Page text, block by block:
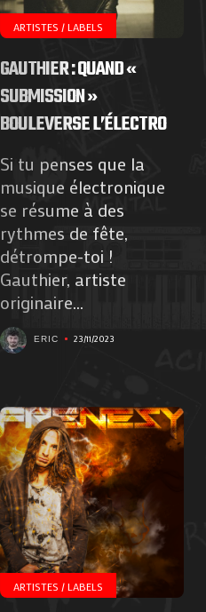
ARTISTES / LABELS
GAUTHIER : QUAND «
SUBMISSION »
BOULEVERSE L’ÉLECTRO
Si tu penses que la
musique électronique
se résume à des
rythmes de fête,
détrompe-toi !
Gauthier, artiste
originaire...
ERIC 23/11/2023
ARTISTES / LABELS